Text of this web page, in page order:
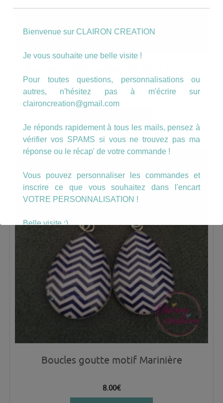
8.00€
Boucles goutte motif Marinière
8.00€
Bienvenue sur CLAIRON CREATION
Je vous souhaite une belle visite !
Pour toutes questions, personnalisations ou
autres, n'hésitez pas à m'écrire sur
claironcreation@gmail.com
Je réponds rapidement à tous les mails, pensez à
vérifier vos SPAMS si vous ne trouvez pas ma
réponse ou le récap' de votre commande !
Vous pouvez personnaliser les commandes et
inscrire ce que vous souhaitez dans l'encart
VOTRE PERSONNALISATION !
Belle visite :)